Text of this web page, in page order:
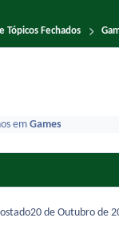
Tópicos Fechados
em Games
20 de Outubro de